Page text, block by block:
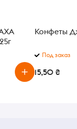
Конфеты
Под заказ
15,50 ₴